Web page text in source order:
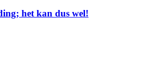
het kan dus wel!